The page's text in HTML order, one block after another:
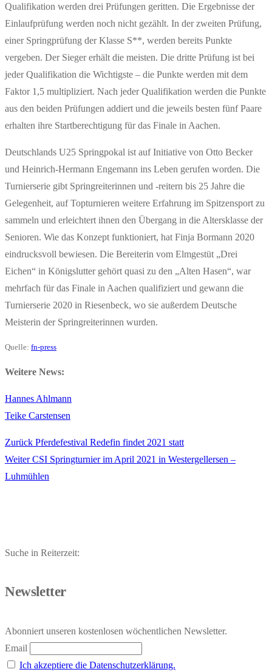
Qualifikation werden drei Prüfungen geritten. Die Ergebnisse der
Einlaufprüfung werden noch nicht gezählt. In der zweiten Prüfung,
einer Springprüfung der Klasse S**, werden bereits Punkte
vergeben. Der Sieger erhält die meisten. Die dritte Prüfung ist bei
jeder Qualifikation die Wichtigste – die Punkte werden mit dem
Faktor 1,5 multipliziert. Nach jeder Qualifikation werden die Punkte
aus den beiden Prüfungen addiert und die jeweils besten fünf Paare
erhalten ihre Startberechtigung für das Finale in Aachen.
Deutschlands U25 Springpokal ist auf Initiative von Otto Becker
und Heinrich-Hermann Engemann ins Leben gerufen worden. Die
Turnierserie gibt Springreiterinnen und -reitern bis 25 Jahre die
Gelegenheit, auf Topturnieren weitere Erfahrung im Spitzensport zu
sammeln und erleichtert ihnen den Übergang in die Altersklasse der
Senioren. Wie das Konzept funktioniert, hat Finja Bormann 2020
eindrucksvoll bewiesen. Die Bereiterin vom Elmgestüt „Drei
Eichen“ in Königslutter gehört quasi zu den „Alten Hasen“, war
mehrfach für das Finale in Aachen qualifiziert und gewann die
Turnierserie 2020 in Riesenbeck, wo sie außerdem Deutsche
Meisterin der Springreiterinnen wurden.
Quelle: fn-press
Weitere News:
Hannes Ahlmann
Teike Carstensen
Beitragsnavigation
Zurück Vorheriger
Beitrag:
Pferdefestival Redefin findet 2021 statt
Weiter Nächster
Beitrag:
CSI Springturnier im April 2021 in Westergellersen –
Luhmühlen
Suche in Reiterzeit:
Newsletter
Abonniert unseren kostenlosen wöchentlichen Newsletter.
Email
Ich akzeptiere die Datenschutzerklärung.